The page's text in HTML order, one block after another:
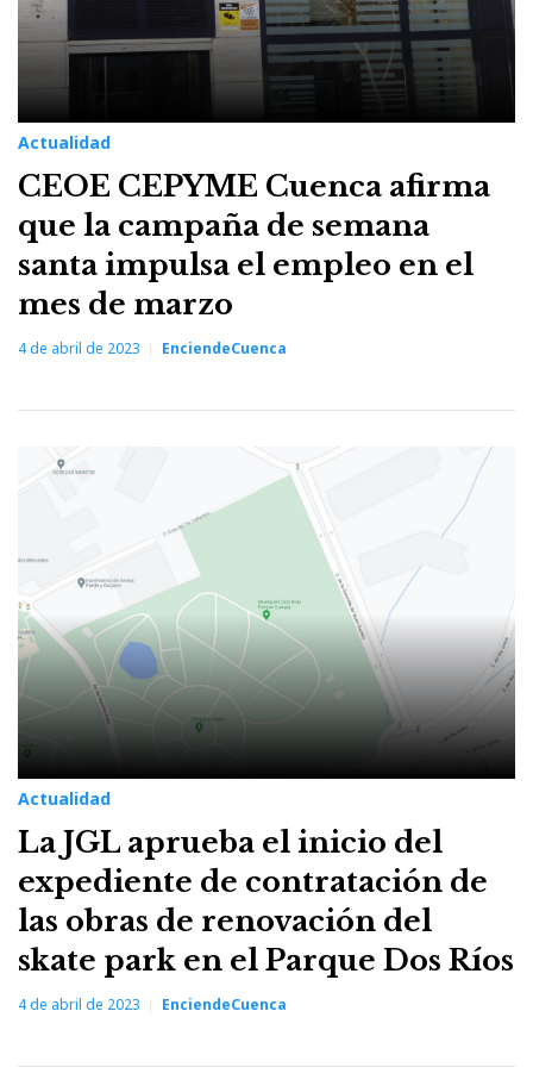
Actualidad
CEOE CEPYME Cuenca afirma
que la campaña de semana
santa impulsa el empleo en el
mes de marzo
4 de abril de 2023 EnciendeCuenca
Actualidad
La JGL aprueba el inicio del
expediente de contratación de
las obras de renovación del
skate park en el Parque Dos Ríos
4 de abril de 2023 EnciendeCuenca